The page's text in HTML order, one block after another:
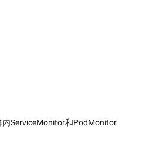
ServiceMonitor和PodMonitor